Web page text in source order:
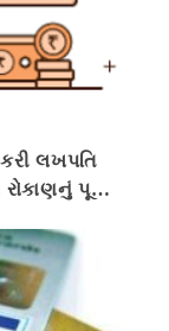
લખપતિ
પૂરું